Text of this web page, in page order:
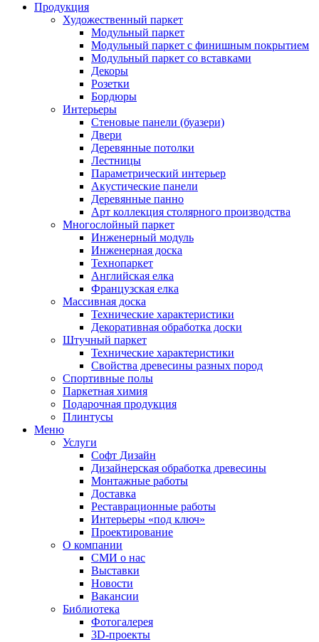
Продукция
Художественный паркет
Модульный паркет
Модульный паркет с финишным покрытием
Модульный паркет со вставками
Декоры
Розетки
Бордюры
Интерьеры
Стеновые панели (буазери)
Двери
Деревянные потолки
Лестницы
Параметрический интерьер
Акустические панели
Деревянные панно
Арт коллекция столярного производства
Многослойный паркет
Инженерный модуль
Инженерная доска
Технопаркет
Английская елка
Французская елка
Массивная доска
Технические характеристики
Декоративная обработка доски
Штучный паркет
Технические характеристики
Свойства древесины разных пород
Спортивные полы
Паркетная химия
Подарочная продукция
Плинтусы
Меню
Услуги
Софт Дизайн
Дизайнерская обработка древесины
Монтажные работы
Доставка
Реставрационные работы
Интерьеры «под ключ»
Проектирование
О компании
СМИ о нас
Выставки
Новости
Вакансии
Библиотека
Фотогалерея
3D-проекты